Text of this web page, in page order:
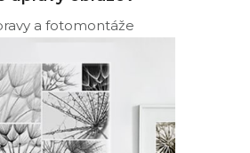
a fotomontáže